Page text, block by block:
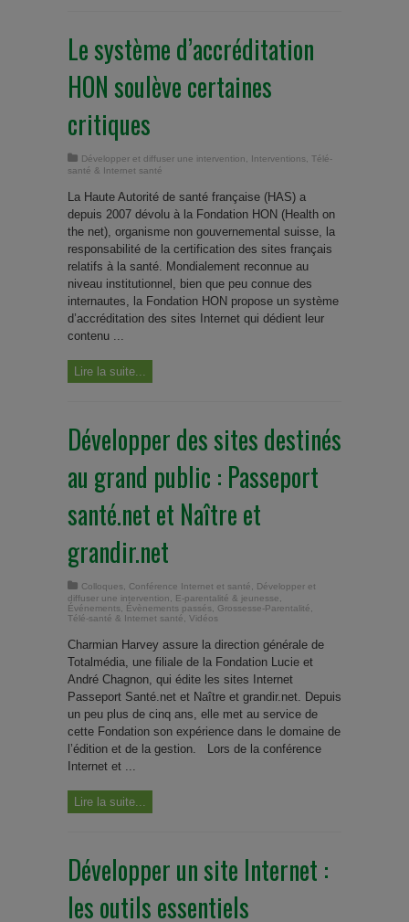
Le système d’accréditation
HON soulève certaines
critiques
Développer et diffuser une intervention Interventions Télé-
santé & Internet santé
La Haute Autorité de santé française (HAS) a
depuis 2007 dévolu à la Fondation HON (Health on
the net), organisme non gouvernemental suisse, la
responsabilité de la certification des sites français
relatifs à la santé. Mondialement reconnue au
niveau institutionnel, bien que peu connue des
internautes, la Fondation HON propose un système
d’accréditation des sites Internet qui dédient leur
contenu ...
Lire la suite...
Développer des sites destinés
au grand public : Passeport
santé.net et Naître et
grandir.net
Colloques Conférence Internet et santé
Développer et
diffuser une intervention
E-parentalité & jeunesse
Événements
Évènements passés Grossesse-Parentalité
Télé-santé & Internet santé
Vidéos
Charmian Harvey assure la direction générale de
Totalmédia, une filiale de la Fondation Lucie et
André Chagnon, qui édite les sites Internet
Passeport Santé.net et Naître et grandir.net. Depuis
un peu plus de cinq ans, elle met au service de
cette Fondation son expérience dans le domaine de
l’édition et de la gestion. Lors de la conférence
Internet et ...
Lire la suite...
Développer un site Internet :
les outils essentiels